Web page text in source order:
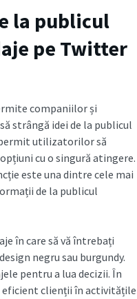
la publicul
pe Twitter
companiilor și
strângă idei de la publicul
utilizatorilor să
cu o singură atingere.
este una dintre cele mai
de la publicul
în care să vă întrebați
negru sau burgundy.
pentru a lua decizii. În
eficient clienții în activitățile